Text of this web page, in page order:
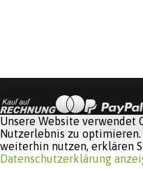
Software:
Unsere Website verwendet
Nutzerlebnis zu
weiterhin nutzen, erklären
Datenschutzerklärung